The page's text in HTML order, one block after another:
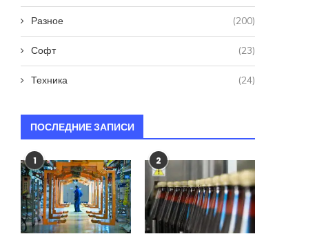
Разное (200)
Софт (23)
Техника (24)
ПОСЛЕДНИЕ ЗАПИСИ
1 2